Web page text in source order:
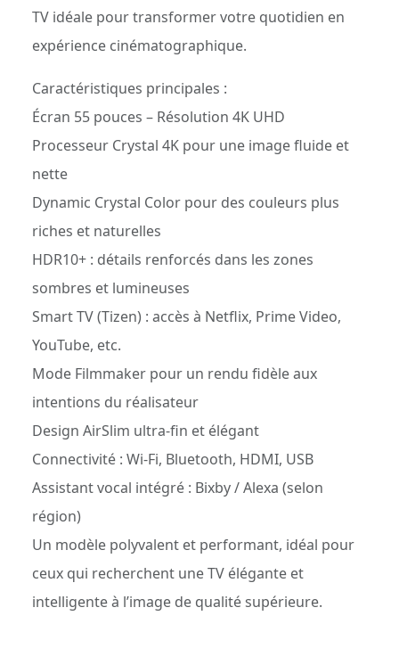
TV idéale pour transformer votre quotidien en
expérience cinématographique.
Caractéristiques principales :
Écran 55 pouces – Résolution 4K UHD
Processeur Crystal 4K pour une image fluide et
nette
Dynamic Crystal Color pour des couleurs plus
riches et naturelles
HDR10+ : détails renforcés dans les zones
sombres et lumineuses
Smart TV (Tizen) : accès à Netflix, Prime Video,
YouTube, etc.
Mode Filmmaker pour un rendu fidèle aux
intentions du réalisateur
Design AirSlim ultra-fin et élégant
Connectivité : Wi-Fi, Bluetooth, HDMI, USB
Assistant vocal intégré : Bixby / Alexa (selon
région)
Un modèle polyvalent et performant, idéal pour
ceux qui recherchent une TV élégante et
intelligente à l’image de qualité supérieure.